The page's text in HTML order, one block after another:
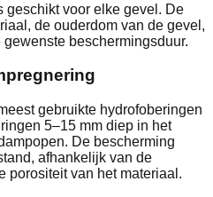
geschikt voor elke gevel. De
de ouderdom van de gevel,
beschermingsduur.
gebruikte hydrofoberingen
5–15 mm diep in het
De bescherming
afhankelijk van de
porositeit van het materiaal.